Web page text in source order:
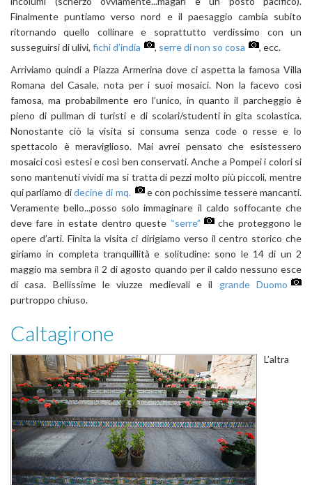
Finalmente puntiamo verso nord e il paesaggio cambia subito
ritornando quello collinare e soprattutto verdissimo con un
susseguirsi di ulivi, fichi d’india , serre di non so cosa
, ecc.
Arriviamo quindi a Piazza Armerina dove ci aspetta la famosa Villa
Romana del Casale, nota per i suoi mosaici. Non la facevo così
famosa, ma probabilmente ero l’unico, in quanto il parcheggio è
pieno di pullman di turisti e di scolari/studenti in gita scolastica.
Nonostante ciò la visita si consuma senza code o resse e lo
spettacolo è meraviglioso. Mai avrei pensato che esistessero
mosaici così estesi e così ben conservati. Anche a Pompei i colori si
sono mantenuti vividi ma si tratta di pezzi molto più piccoli, mentre
qui parliamo didecine di mq.
e con pochissime tessere mancanti.
Veramente bello...posso solo immaginare il caldo soffocante che
deve fare in estate dentro queste “serre”
che proteggono le
opere d’arti. Finita la visita ci dirigiamo verso il centro storico che
giriamo in completa tranquillità e solitudine: sono le 14 di un 2
maggio ma sembra il 2 di agosto quando per il caldo nessuno esce
di casa. Bellissime le viuzze medievali e il grande Duomo
purtroppo chiuso.
Caltagirone
L’altra